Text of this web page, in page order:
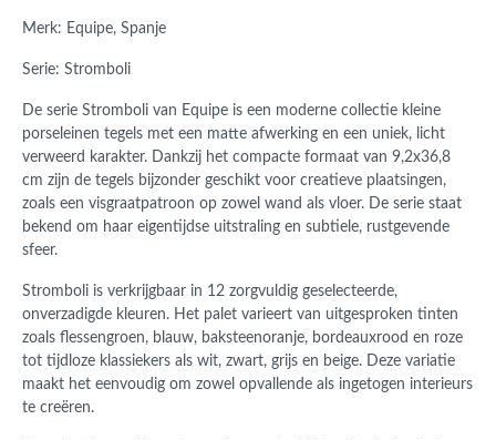
Merk: Equipe, Spanje
Serie: Stromboli
De serie Stromboli van Equipe is een moderne collectie kleine
porseleinen tegels met een matte afwerking en een uniek, licht
verweerd karakter. Dankzij het compacte formaat van 9,2x36,8
cm zijn de tegels bijzonder geschikt voor creatieve plaatsingen,
zoals een visgraatpatroon op zowel wand als vloer. De serie staat
bekend om haar eigentijdse uitstraling en subtiele, rustgevende
sfeer.
Stromboli is verkrijgbaar in 12 zorgvuldig geselecteerde,
onverzadigde kleuren. Het palet varieert van uitgesproken tinten
zoals flessengroen, blauw, baksteenoranje, bordeauxrood en roze
tot tijdloze klassiekers als wit, zwart, grijs en beige. Deze variatie
maakt het eenvoudig om zowel opvallende als ingetogen interieurs
te creëren.